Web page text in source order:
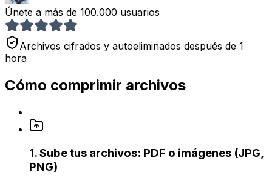
Únete a más de 100.000 usuarios
Archivos cifrados y autoeliminados después de 1
hora
Cómo comprimir archivos
1.Sube tus archivos: PDF o imágenes (JPG,
PNG)